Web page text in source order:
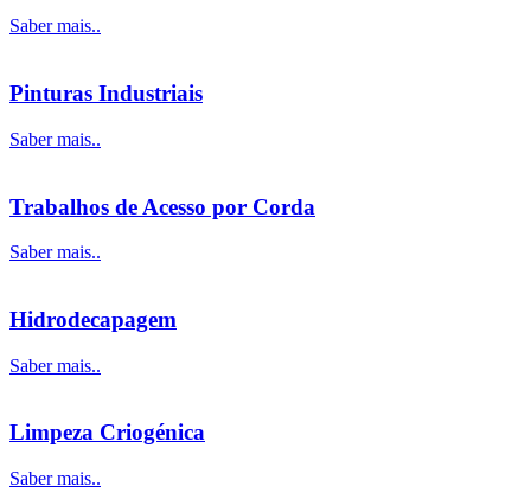
Saber mais..
Pinturas Industriais
Saber mais..
Trabalhos de Acesso por Corda
Saber mais..
Hidrodecapagem
Saber mais..
Limpeza Criogénica
Saber mais..